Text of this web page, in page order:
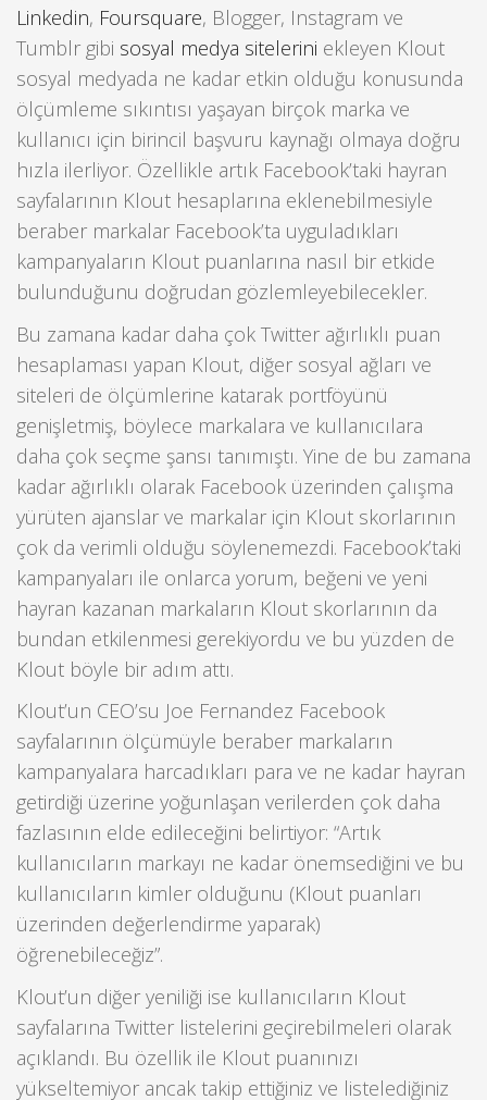
Linkedin, Foursquare, Blogger, Instagram ve
Tumblr gibi sosyal medya sitelerini ekleyen Klout
sosyal medyada ne kadar etkin olduğu konusunda
ölçümleme sıkıntısı yaşayan birçok marka ve
kullanıcı için birincil başvuru kaynağı olmaya doğru
hızla ilerliyor. Özellikle artık Facebook’taki hayran
sayfalarının Klout hesaplarına eklenebilmesiyle
beraber markalar Facebook’ta uyguladıkları
kampanyaların Klout puanlarına nasıl bir etkide
bulunduğunu doğrudan gözlemleyebilecekler.
Bu zamana kadar daha çok Twitter ağırlıklı puan
hesaplaması yapan Klout, diğer sosyal ağları ve
siteleri de ölçümlerine katarak portföyünü
genişletmiş, böylece markalara ve kullanıcılara
daha çok seçme şansı tanımıştı. Yine de bu zamana
kadar ağırlıklı olarak Facebook üzerinden çalışma
yürüten ajanslar ve markalar için Klout skorlarının
çok da verimli olduğu söylenemezdi. Facebook’taki
kampanyaları ile onlarca yorum, beğeni ve yeni
hayran kazanan markaların Klout skorlarının da
bundan etkilenmesi gerekiyordu ve bu yüzden de
Klout böyle bir adım attı.
Klout’un CEO’su Joe Fernandez Facebook
sayfalarının ölçümüyle beraber markaların
kampanyalara harcadıkları para ve ne kadar hayran
getirdiği üzerine yoğunlaşan verilerden çok daha
fazlasının elde edileceğini belirtiyor: “Artık
kullanıcıların markayı ne kadar önemsediğini ve bu
kullanıcıların kimler olduğunu (Klout puanları
üzerinden değerlendirme yaparak)
öğrenebileceğiz”.
Klout’un diğer yeniliği ise kullanıcıların Klout
sayfalarına Twitter listelerini geçirebilmeleri olarak
açıklandı. Bu özellik ile Klout puanınızı
yükseltemiyor ancak takip ettiğiniz ve listelediğiniz